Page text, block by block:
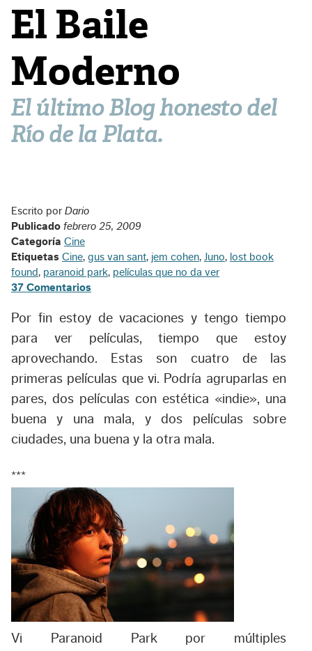
El Baile
Moderno
El último Blog honesto del
Río de la Plata.
Escrito porDario
Publicado febrero 25, 2009
Categoría Cine
Etiquetas Cine, gus van sant, jem cohen, Juno, lost book
found, paranoid park, películas que no da ver
37 Comentarios
Por fin estoy de vacaciones y tengo tiempo
para ver películas, tiempo que estoy
aprovechando. Estas son cuatro de las
primeras películas que vi. Podría agruparlas en
pares, dos películas con estética «indie», una
buena y una mala, y dos películas sobre
ciudades, una buena y la otra mala.
***
Vi Paranoid Park por múltiples